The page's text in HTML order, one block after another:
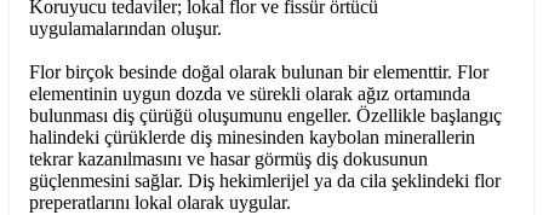
Koruyucu tedaviler; lokal flor ve fissür örtücü
uygulamalarından oluşur.
Flor birçok besinde doğal olarak bulunan bir elementtir. Flor
elementinin uygun dozda ve sürekli olarak ağız ortamında
bulunması diş çürüğü oluşumunu engeller. Özellikle başlangıç
halindeki çürüklerde diş minesinden kaybolan minerallerin
tekrar kazanılmasını ve hasar görmüş diş dokusunun
güçlenmesini sağlar. Diş hekimlerijel ya da cila şeklindeki flor
preperatlarını lokal olarak uygular.